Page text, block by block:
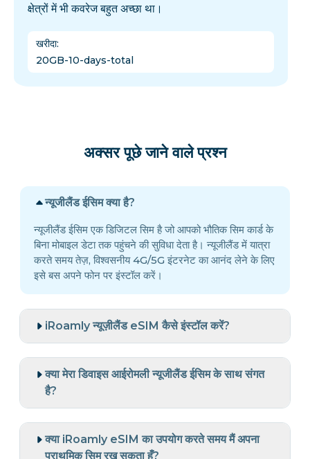
क्षेत्रों में भी कवरेज बहुत अच्छा था।
खरीदा:
20GB-10-days-total
अक्सर पूछे जाने वाले प्रश्न
न्यूजीलैंड ईसिम क्या है?
न्यूजीलैंड ईसिम एक डिजिटल सिम है जो आपको भौतिक सिम कार्ड के
बिना मोबाइल डेटा तक पहुंचने की सुविधा देता है। न्यूजीलैंड में यात्रा
करते समय तेज़, विश्वसनीय 4G/5G इंटरनेट का आनंद लेने के लिए
इसे बस अपने फोन पर इंस्टॉल करें।
iRoamly न्यूज़ीलैंड eSIM कैसे इंस्टॉल करें?
क्या मेरा डिवाइस आईरोमली न्यूजीलैंड ईसिम के साथ संगत
है?
क्या iRoamly eSIM का उपयोग करते समय मैं अपना
प्राथमिक सिम रख सकता हूँ?